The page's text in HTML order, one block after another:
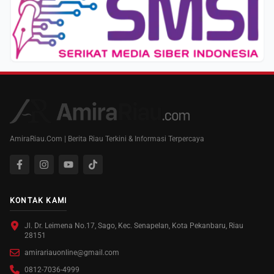
AmiraRiau.Com | Berita Riau Terkini & Informasi Terpercaya
KONTAK KAMI
Jl. Dr. Leimena No.17, Sago, Kec. Senapelan, Kota Pekanbaru, Riau
28151
amirariauonline@gmail.com
0812-7036-4999